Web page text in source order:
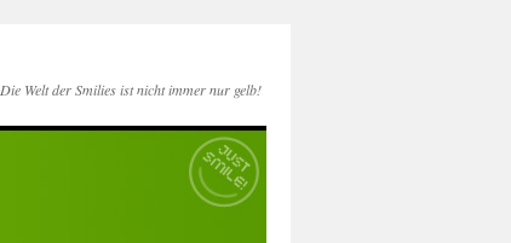
Die Welt der Smilies ist nicht immer nur gelb!